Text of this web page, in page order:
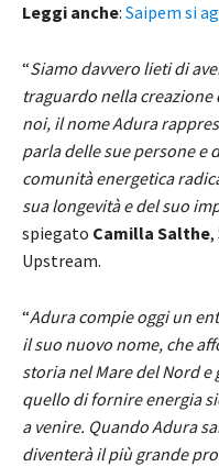
Leggi anche: Saipem si
“Siamo davvero lieti di
traguardo nella creazione
noi, il nome Adura
parla delle sue persone e
comunità energetica
sua longevità e del suo
spiegato Camilla Salthe,
Upstream.
“Adura compie oggi un
il suo nuovo nome, che
storia nel Mare del Nord
quello di fornire energia
a venire. Quando Adura
diventerà il più grande